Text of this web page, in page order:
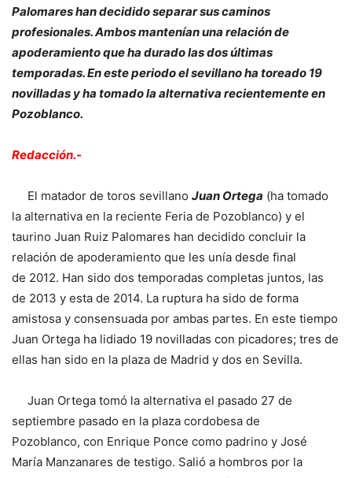
Palomares han decidido separar sus caminos
profesionales. Ambos mantenían una relación de
apoderamiento que ha durado las dos últimas
temporadas. En este periodo el sevillano ha toreado 19
novilladas y ha tomado la alternativa recientemente en
Pozoblanco.
Redacción.-
El matador de toros sevillano Juan Ortega (ha tomado
la alternativa en la reciente Feria de Pozoblanco) y el
taurino Juan Ruiz Palomares han decidido concluir la
relación de apoderamiento que les unía desde final
de 2012. Han sido dos temporadas completas juntos, las
de 2013 y esta de 2014. La ruptura ha sido de forma
amistosa y consensuada por ambas partes. En este tiempo
Juan Ortega ha lidiado 19 novilladas con picadores; tres de
ellas han sido en la plaza de Madrid y dos en Sevilla.
Juan Ortega tomó la alternativa el pasado 27 de
septiembre pasado en la plaza cordobesa de
Pozoblanco, con Enrique Ponce como padrino y José
María Manzanares de testigo. Salió a hombros por la